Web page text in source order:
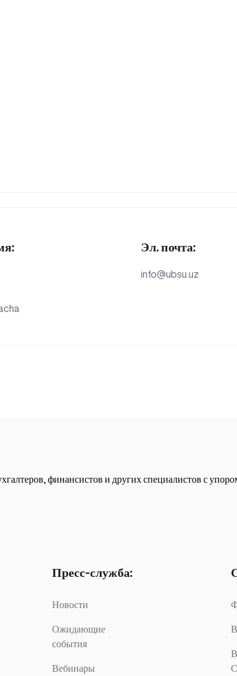
Эл. почта:
info@ubsu.uz
финансистов и других специалистов с
Пресс-служба:
Новости
Ожидающие
события
Вебинары